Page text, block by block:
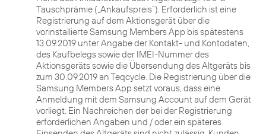
Tauschprämie („Ankaufspreis“). Erforderlich ist eine
Registrierung auf dem Aktionsgerät über die
vorinstallierte Samsung Members App bis spätestens
13.09.2019 unter Angabe der Kontakt- und Kontodaten,
des Kaufbelegs sowie der IMEI-Nummer des
Aktionsgeräts sowie die Übersendung des Altgeräts bis
zum 30.09.2019 an Teqcycle. Die Registrierung über die
Samsung Members App setzt voraus, dass eine
Anmeldung mit dem Samsung Account auf dem Gerät
vorliegt. Ein Nachreichen der bei der Registrierung
erforderlichen Angaben und / oder ein späteres